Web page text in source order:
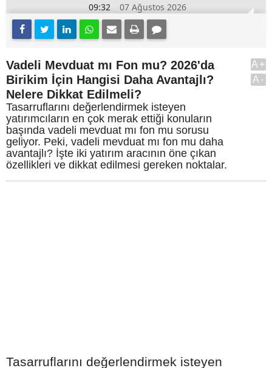
09:32 07 Ağustos 2026
Vadeli Mevduat mı Fon mu? 2026'da
Birikim İçin Hangisi Daha Avantajlı?
Nelere Dikkat Edilmeli?
Tasarruflarını değerlendirmek isteyen
yatırımcıların en çok merak ettiği konuların
başında vadeli mevduat mı fon mu sorusu
geliyor. Peki, vadeli mevduat mı fon mu daha
avantajlı? İşte iki yatırım aracının öne çıkan
özellikleri ve dikkat edilmesi gereken noktalar.
A+
A-
Tasarruflarını değerlendirmek isteyen